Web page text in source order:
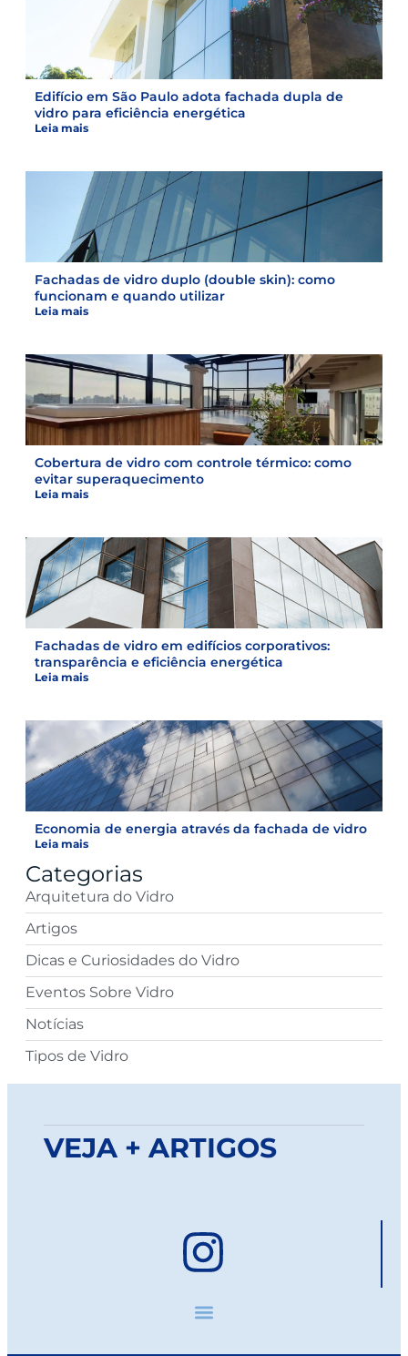
Edifício em São Paulo adota fachada dupla de
vidro para eficiência energética
Leia mais
Fachadas de vidro duplo (double skin): como
funcionam e quando utilizar
Leia mais
Cobertura de vidro com controle térmico: como
evitar superaquecimento
Leia mais
Fachadas de vidro em edifícios corporativos:
transparência e eficiência energética
Leia mais
Economia de energia através da fachada de vidro
Leia mais
Categorias
Arquitetura do Vidro
Artigos
Dicas e Curiosidades do Vidro
Eventos Sobre Vidro
Notícias
Tipos de Vidro
VEJA + ARTIGOS